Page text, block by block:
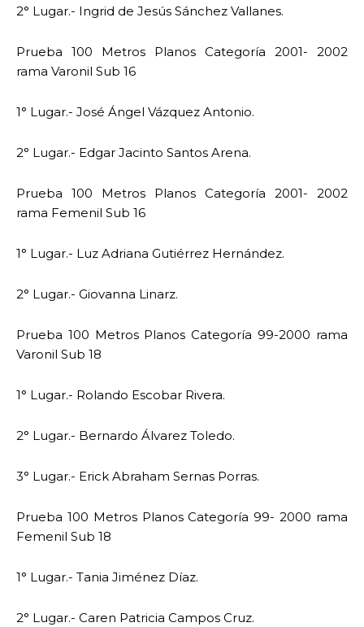
2° Lugar.- Ingrid de Jesús Sánchez Vallanes.
Prueba 100 Metros Planos Categoría 2001- 2002
rama Varonil Sub 16
1° Lugar.- José Ángel Vázquez Antonio.
2° Lugar.- Edgar Jacinto Santos Arena.
Prueba 100 Metros Planos Categoría 2001- 2002
rama Femenil Sub 16
1° Lugar.- Luz Adriana Gutiérrez Hernández.
2° Lugar.- Giovanna Linarz.
Prueba 100 Metros Planos Categoría 99-2000 rama
Varonil Sub 18
1° Lugar.- Rolando Escobar Rivera.
2° Lugar.- Bernardo Álvarez Toledo.
3° Lugar.- Erick Abraham Sernas Porras.
Prueba 100 Metros Planos Categoría 99- 2000 rama
Femenil Sub 18
1° Lugar.- Tania Jiménez Díaz.
2° Lugar.- Caren Patricia Campos Cruz.